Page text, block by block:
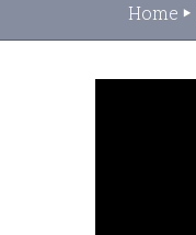
Home